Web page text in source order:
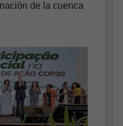
de la cuenca